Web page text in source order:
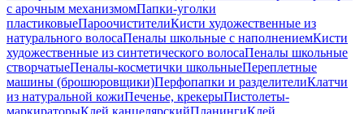
с арочным механизмомПапки-уголки
пластиковыеПароочистителиКисти художественные из
натурального волосаПеналы школьные с наполнениемКисти
художественные из синтетического волосаПеналы школьные
створчатыеПеналы-косметички школьныеПереплетные
машины (брошюровщики)Перфопапки и разделителиКлатчи
из натуральной кожиПеченье, крекерыПистолеты-
маркираторыКлей канцелярскийПланингиКлей